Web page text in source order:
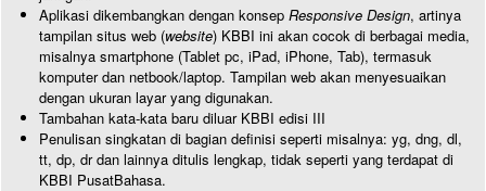
Aplikasi dikembangkan dengan konsep Responsive Design, artinya
tampilan situs web (website) KBBI ini akan cocok di berbagai media,
misalnya smartphone (Tablet pc, iPad, iPhone, Tab), termasuk
komputer dan netbook/laptop. Tampilan web akan menyesuaikan
dengan ukuran layar yang digunakan.
Tambahan kata-kata baru diluar KBBI edisi III
Penulisan singkatan di bagian definisi seperti misalnya: yg, dng, dl,
tt, dp, dr dan lainnya ditulis lengkap, tidak seperti yang terdapat di
KBBI PusatBahasa.